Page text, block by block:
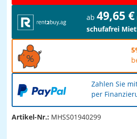
ab 49,65 €
schufafrei
Zahlen Sie
per
Artikel-Nr.: MHSS01940299